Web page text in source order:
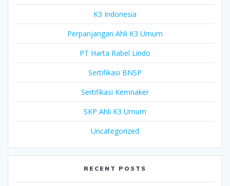
K3 Indonesia
Perpanjangan Ahli K3 Umum
PT Harta Rabel Lindo
Sertifikasi BNSP
Sertifikasi Kemnaker
SKP Ahli K3 Umum
Uncategorized
RECENT POSTS